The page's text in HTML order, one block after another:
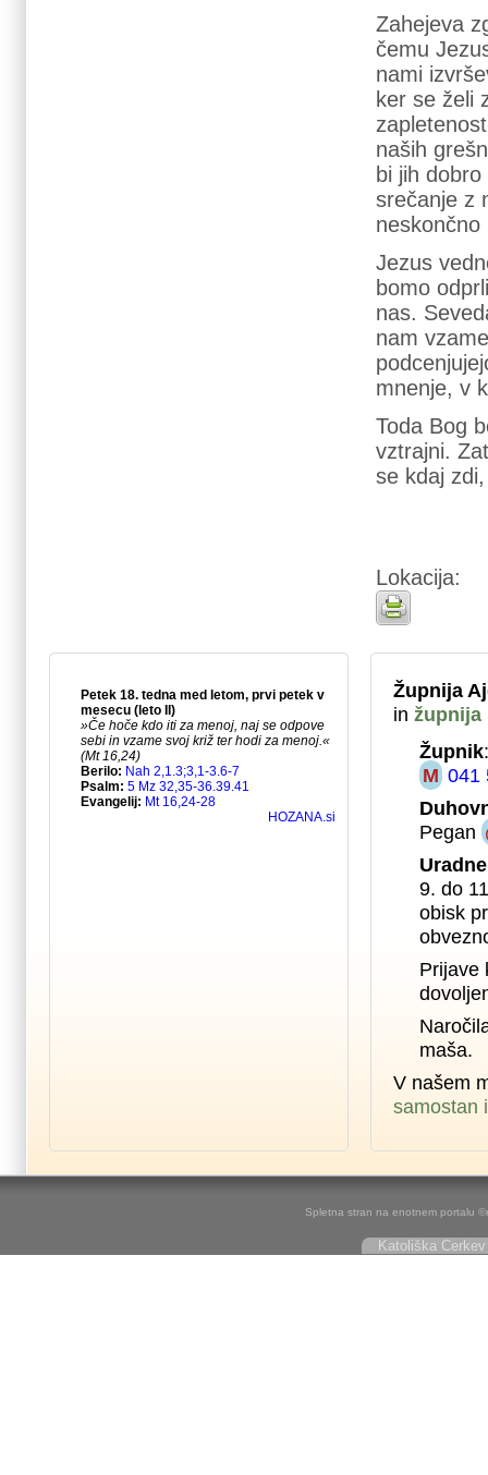
Zahejeva
čemu
nami
ker se želi
naših
bi jih
srečanje z
neskončno
Jezus
bomo
nas.
nam
mnenje, v
Toda Bog
vztrajni.
se kdaj
Lokacija:
Župnija
in župnija
Župnik
M 041
Pegan
9. do
obisk
Prijave
maša.
V našem
samostan
Spletna stran na enotnem portalu
Katoliška